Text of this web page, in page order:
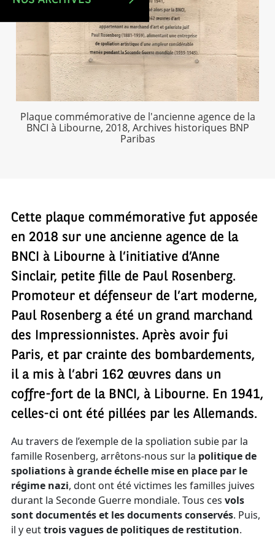
Plaque commémorative de l'ancienne agence de la
BNCI à Libourne, 2018, Archives historiques BNP
Paribas
Cette plaque commémorative fut apposée
en 2018 sur une ancienne agence de la
BNCI à Libourne à l’initiative d’Anne
Sinclair, petite fille de Paul Rosenberg.
Promoteur et défenseur de l’art moderne,
Paul Rosenberg a été un grand marchand
des Impressionnistes. Après avoir fui
Paris, et par crainte des bombardements,
il a mis à l’abri 162 œuvres dans un
coffre-fort de la BNCI, à Libourne. En 1941,
celles-ci ont été pillées par les Allemands.
Au travers de l’exemple de la spoliation subie par la
famille Rosenberg, arrêtons-nous sur la politique de
spoliations à grande échelle mise en place par le
régime nazi, dont ont été victimes les familles juives
durant la Seconde Guerre mondiale. Tous ces vols
sont documentés et les documents conservés. Puis,
il y euttrois vagues de politiques de restitution.